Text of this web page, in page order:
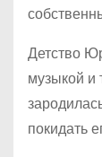
Детство
музыкой и
покидать